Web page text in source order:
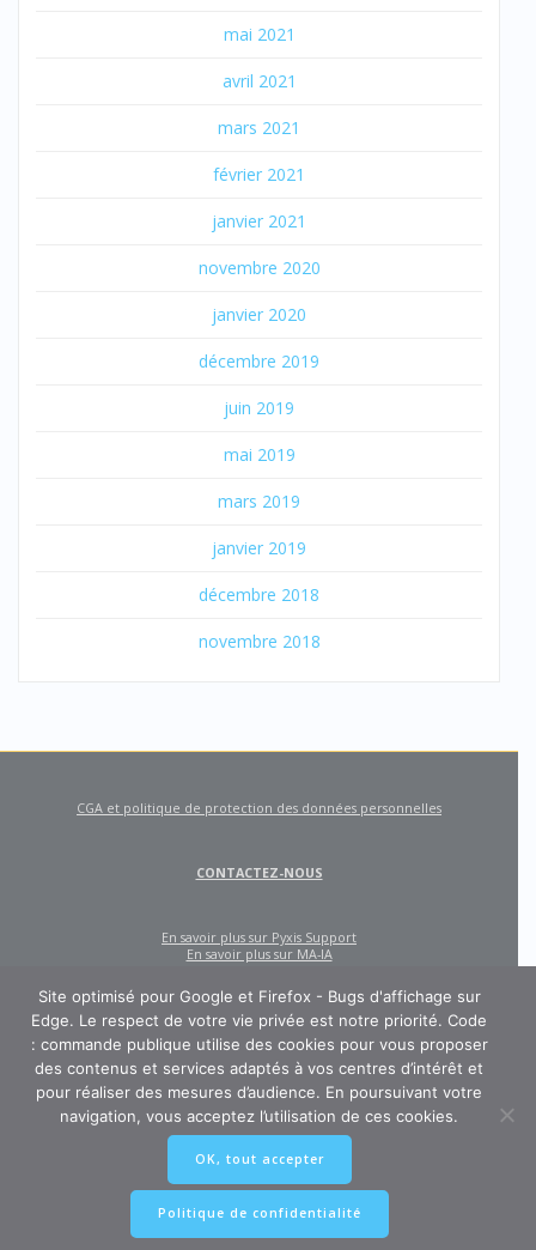
mai 2021
avril 2021
mars 2021
février 2021
janvier 2021
novembre 2020
janvier 2020
décembre 2019
juin 2019
mai 2019
mars 2019
janvier 2019
décembre 2018
novembre 2018
CODE : COMMANDE PUBLIQUE
Un site créé et édité par Pyxis Support, cabinet de conseil en achats et
marchés publics : AMO, Externalisation des marchés, Contract Management,
Ingénierie contractuelle
CGA et politique de protection des données personnelles
CONTACTEZ-NOUS
En savoir plus sur Pyxis Support
En savoir plus sur MA-IA
Site optimisé pour Google et Firefox - Bugs d'affichage sur
Edge. Le respect de votre vie privée est notre priorité. Code
: commande publique utilise des cookies pour vous proposer
des contenus et services adaptés à vos centres d’intérêt et
pour réaliser des mesures d’audience. En poursuivant votre
navigation, vous acceptez l’utilisation de ces cookies.
OK, tout accepter
Politique de confidentialité